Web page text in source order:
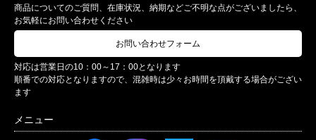
商品についてのご質問、在庫状況、納期などご不明な点がございましたら、
お気軽にお問い合わせください
お問い合わせフォーム
対応は営業日の10：00～17：00となります
順番での対応となりますので、混雑時は少々お時間を頂戴する場合がござい
ます